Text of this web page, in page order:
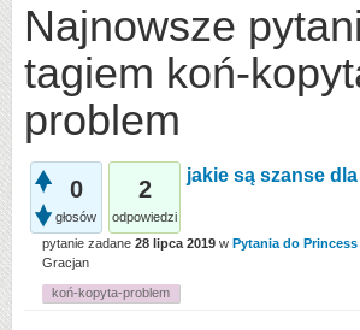
Najnowsze
tagiem koń-
problem
0
głosów
2
odpowiedzi
jakie są szanse
pytanie zadane 28 lipca 2019 w Pytania do Princess
Gracjan
koń-kopyta-problem